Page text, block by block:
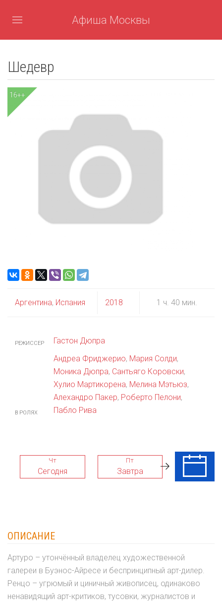
Афиша Москвы
Шедевр
16++
Аргентина, Испания 2018 1 ч. 40 мин.
РЕЖИССЕР Гастон Дюпра
В РОЛЯХ
Андреа Фриджерио, Мария Солди,
Моника Дюпра, Сантьяго Коровски,
Хулио Мартикорена, Мелина Мэтьюз,
Алехандро Пакер, Роберто Пелони,
Пабло Рива
Чт
Сегодня
Пт
Завтра
Сб
ОПИСАНИЕ
Артуро – утончённый владелец художественной
галереи в Буэнос-Айресе и беспринципный арт-дилер.
Ренцо – угрюмый и циничный живописец, одинаково
ненавидящий арт-критиков, тусовки, журналистов и